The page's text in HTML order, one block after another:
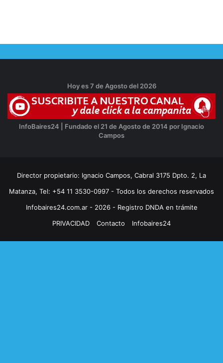
Hoy es 7 de Agosto del 2026
InfoBaires24 | Fundado el 21 de Agosto de 2014 por Ignacio
Campos
Director propietario: Ignacio Campos, Cabral 3175 Dpto. 2, La
Matanza, Tel: +54 11 3530-0997 - Todos los derechos reservados
Infobaires24.com.ar - 2026 - Registro DNDA en trámite
PRIVACIDAD
Contacto Infobaires24